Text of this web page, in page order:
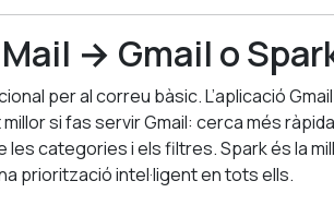
→ Gmail o
per al correu bàsic. L’aplicació
si fas servir Gmail: cerca més
les categories i els filtres. Spark és la
priorització intel·ligent en tots ells.